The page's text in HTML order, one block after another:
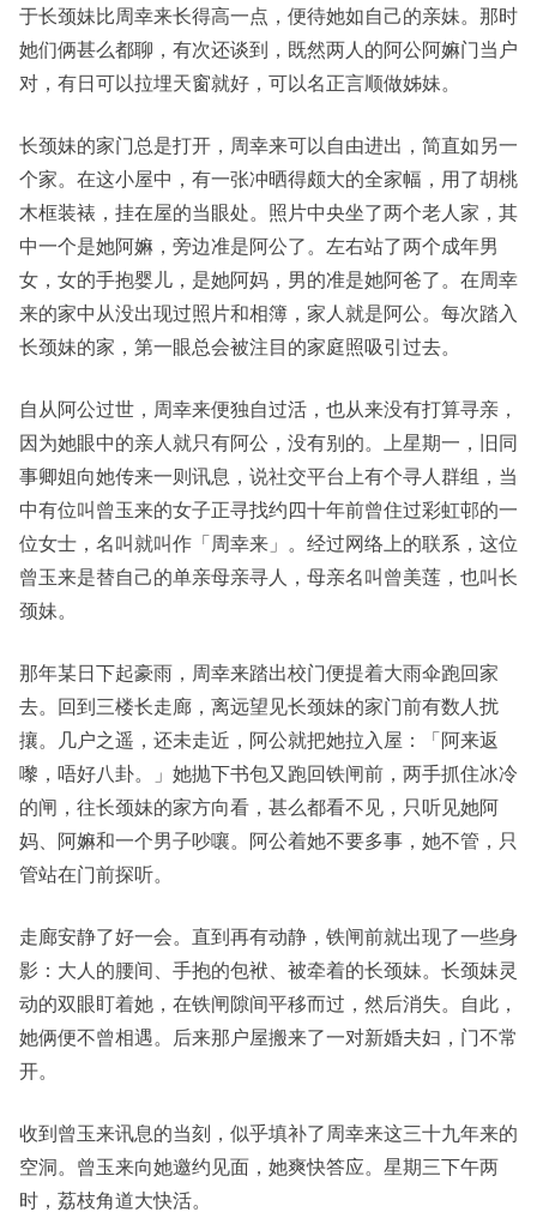
于长颈妹比周幸来长得高一点，便待她如自己的亲妹。那时
她们俩甚么都聊，有次还谈到，既然两人的阿公阿嫲门当户
对，有日可以拉埋天窗就好，可以名正言顺做姊妹。
长颈妹的家门总是打开，周幸来可以自由进出，简直如另一
个家。在这小屋中，有一张冲晒得颇大的全家幅，用了胡桃
木框装裱，挂在屋的当眼处。照片中央坐了两个老人家，其
中一个是她阿嫲，旁边准是阿公了。左右站了两个成年男
女，女的手抱婴儿，是她阿妈，男的准是她阿爸了。在周幸
来的家中从没出现过照片和相簿，家人就是阿公。每次踏入
长颈妹的家，第一眼总会被注目的家庭照吸引过去。
自从阿公过世，周幸来便独自过活，也从来没有打算寻亲，
因为她眼中的亲人就只有阿公，没有别的。上星期一，旧同
事卿姐向她传来一则讯息，说社交平台上有个寻人群组，当
中有位叫曾玉来的女子正寻找约四十年前曾住过彩虹邨的一
位女士，名叫就叫作「周幸来」。经过网络上的联系，这位
曾玉来是替自己的单亲母亲寻人，母亲名叫曾美莲，也叫长
颈妹。
那年某日下起豪雨，周幸来踏出校门便提着大雨伞跑回家
去。回到三楼长走廊，离远望见长颈妹的家门前有数人扰
攘。几户之遥，还未走近，阿公就把她拉入屋：「阿来返
嚟，唔好八卦。」她抛下书包又跑回铁闸前，两手抓住冰冷
的闸，往长颈妹的家方向看，甚么都看不见，只听见她阿
妈、阿嫲和一个男子吵嚷。阿公着她不要多事，她不管，只
管站在门前探听。
走廊安静了好一会。直到再有动静，铁闸前就出现了一些身
影：大人的腰间、手抱的包袱、被牵着的长颈妹。长颈妹灵
动的双眼盯着她，在铁闸隙间平移而过，然后消失。自此，
她俩便不曾相遇。后来那户屋搬来了一对新婚夫妇，门不常
开。
收到曾玉来讯息的当刻，似乎填补了周幸来这三十九年来的
空洞。曾玉来向她邀约见面，她爽快答应。星期三下午两
时，荔枝角道大快活。